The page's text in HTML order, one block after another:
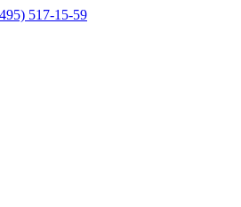
517-15-59